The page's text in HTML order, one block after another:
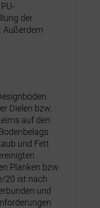
der
Außerdem
Dielen bzw.
auf den
und Fett
Planken bzw.
20 ist nach
und